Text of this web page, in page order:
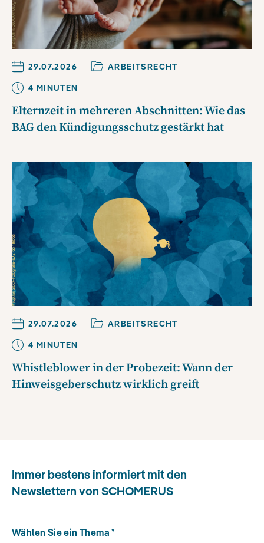
29.07.2026
ARBEITSRECHT
4 MINUTEN
Elternzeit in mehreren Abschnitten: Wie das
BAG den Kündigungsschutz gestärkt hat
29.07.2026
ARBEITSRECHT
4 MINUTEN
Whistleblower in der Probezeit: Wann der
Hinweisgeberschutz wirklich greift
Immer bestens informiert mit den
Newslettern von SCHOMERUS
Wählen Sie ein Thema *